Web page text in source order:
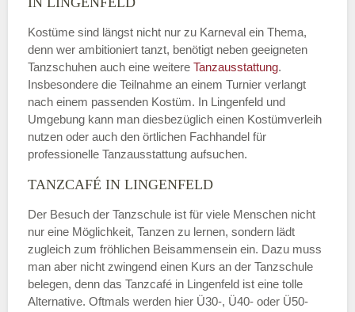
Kostüme sind längst nicht nur zu Karneval ein Thema,
denn wer ambitioniert tanzt, benötigt neben geeigneten
Tanzschuhen auch eine weitere Tanzausstattung.
Insbesondere die Teilnahme an einem Turnier verlangt
nach einem passenden Kostüm. In Lingenfeld und
Umgebung kann man diesbezüglich einen Kostümverleih
nutzen oder auch den örtlichen Fachhandel für
professionelle Tanzausstattung aufsuchen.
TANZCAFÉ IN LINGENFELD
Der Besuch der Tanzschule ist für viele Menschen nicht
nur eine Möglichkeit, Tanzen zu lernen, sondern lädt
zugleich zum fröhlichen Beisammensein ein. Dazu muss
man aber nicht zwingend einen Kurs an der Tanzschule
belegen, denn das Tanzcafé in Lingenfeld ist eine tolle
Alternative. Oftmals werden hier Ü30-, Ü40- oder Ü50-